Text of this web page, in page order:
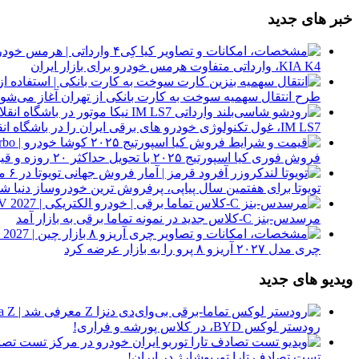
خبر های جدید
KIA K4، وارداتی متفاوت هرمس خودرو برای بازار ایران
طرح انتقال سهمیه سوخت به کارت بانکی از تهران آغاز
IM LS7، غول تکنولوژی خودرو های برقی ایران را در باشگاه انقلاب ببینید
فروش فوری کیا اسپورتیج ۲۰۲۵ با تحویل حداکثر ۲۰ روزه و قیمت قطعی
تویوتا برای هفتمین سال پیاپی، پرفروش ترین خودروساز دنیا
مرسدس-بنز C-کلاس جدید در نمونه تماما برقی به بازار آمد
چری مدل ۲۰۲۷ آریزو ۸ پرو را به بازار عرضه کرد
ویدیو های جدید
رودستر لوکس BYD، در کلاس پورشه و فراری!